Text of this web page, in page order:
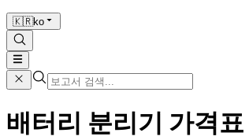
🇰🇷ko
배터리 분리기 가격